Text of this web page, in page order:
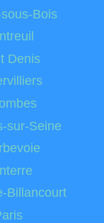
Bois
Denis
sur-Seine
Billancourt